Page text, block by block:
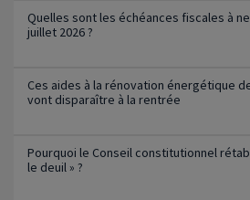
Quelles sont les échéances fiscales à
juillet 2026 ?
Ces aides à la rénovation énergétique
vont disparaître à la rentrée
Pourquoi le Conseil constitutionnel
le deuil » ?